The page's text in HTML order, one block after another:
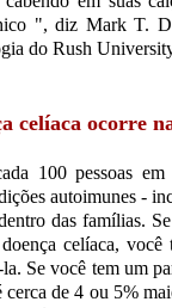
", diz Mark T.
do Rush
celíaca ocorre
100 pessoas
autoimunes -
das famílias.
celíaca, você
Se você tem um
cerca de 4 ou 5%